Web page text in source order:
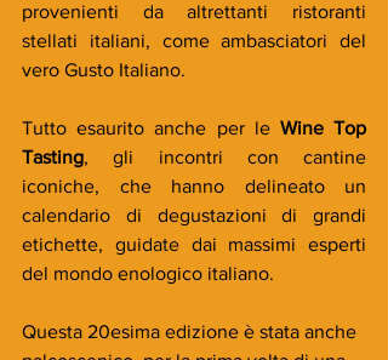
provenienti da altrettanti ristoranti
stellati italiani, come ambasciatori del
vero Gusto Italiano.
Tutto esaurito anche per le Wine Top
Tasting, gli incontri con cantine
iconiche, che hanno delineato un
calendario di degustazioni di grandi
etichette, guidate dai massimi esperti
del mondo enologico italiano.
Questa 20esima edizione è stata anche